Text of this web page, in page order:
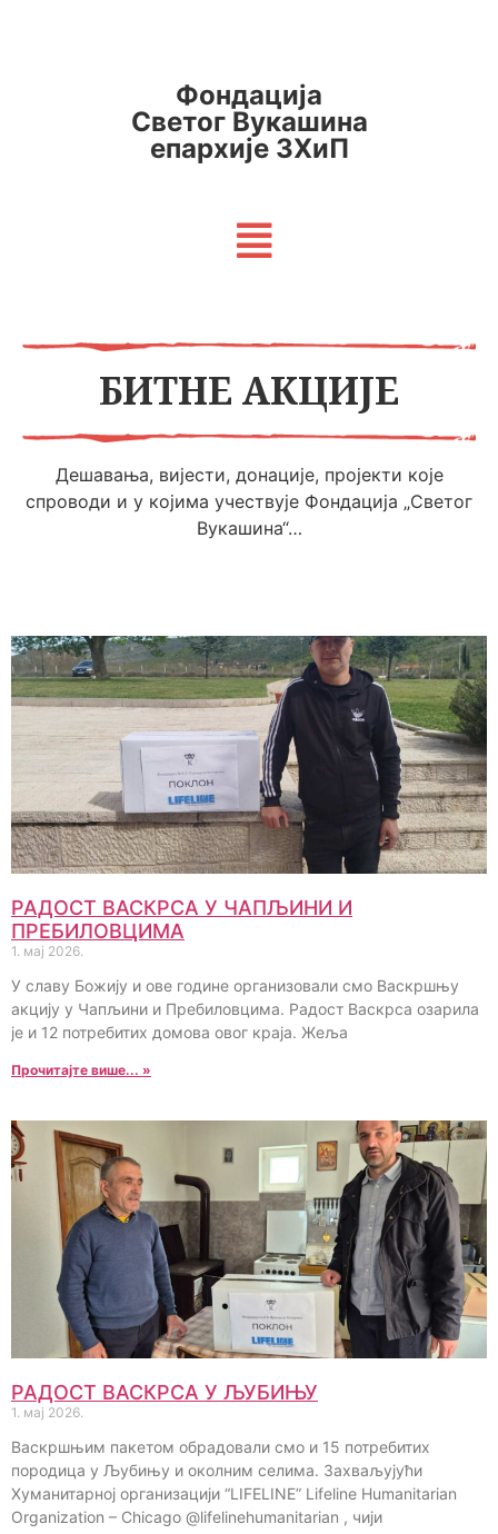
Фондација
Светог Вукашина
епархије ЗХиП
БИТНЕ АКЦИЈЕ
Дешавања, вијести, донације, пројекти које
спроводи и у којима учествује Фондација „Светог
Вукашина“…
РАДОСТ ВАСКРСА У ЧАПЉИНИ И
ПРЕБИЛОВЦИМА
1. мај 2026.
У славу Божију и ове године организовали смо Васкршњу
акцију у Чапљини и Пребиловцима. Радост Васкрса озарила
је и 12 потребитих домова овог краја. Жеља
Прочитајте више... »
РАДОСТ ВАСКРСА У ЉУБИЊУ
1. мај 2026.
Васкршњим пакетом обрадовали смо и 15 потребитих
породица у Љубињу и околним селима. Захваљујући
Хуманитарној организацији “LIFELINE” Lifeline Humanitarian
Organization – Chicago @lifelinehumanitarian , чији